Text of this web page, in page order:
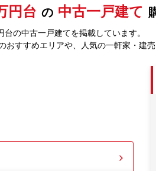
円台 の 中古一戸建て
の中古一戸建てを掲載しています。
すすめエリアや、人気の一軒家・建売